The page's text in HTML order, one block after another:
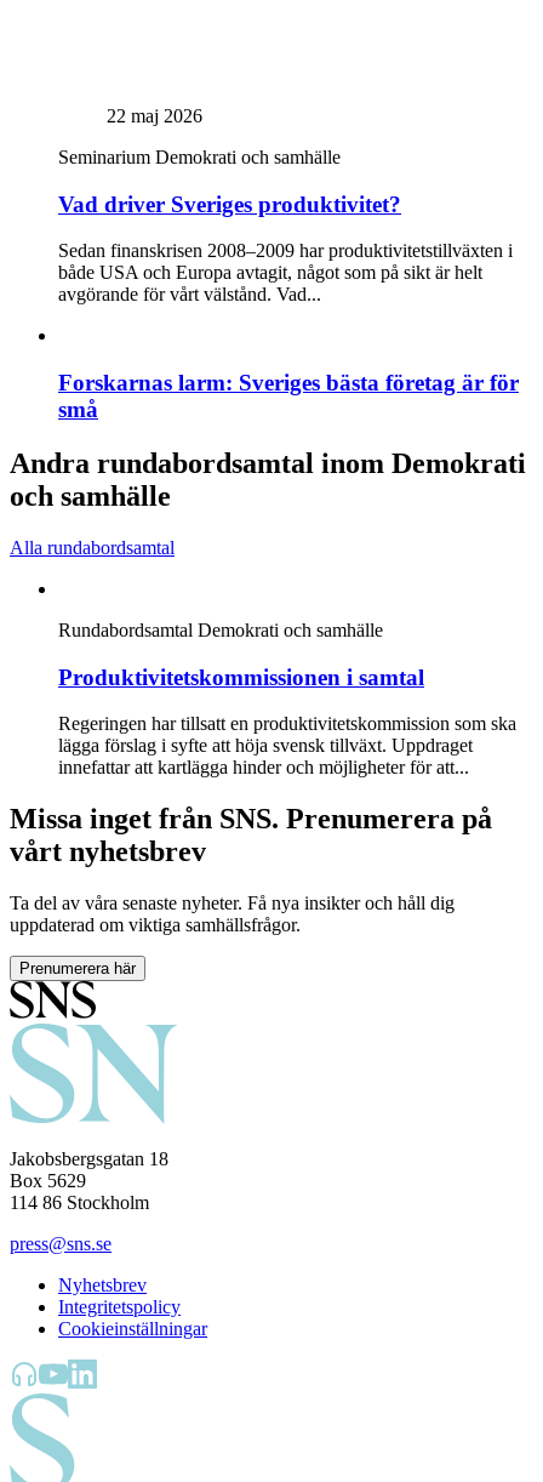
22 maj 2026
Seminarium Demokrati och samhälle
Vad driver Sveriges produktivitet?
Sedan finanskrisen 2008–2009 har produktivitetstillväxten i
både USA och Europa avtagit, något som på sikt är helt
avgörande för vårt välstånd. Vad...
Forskarnas larm: Sveriges bästa företag är för
små
Andra rundabordsamtal inom Demokrati
och samhälle
Alla rundabordsamtal
Rundabordsamtal Demokrati och samhälle
Produktivitetskommissionen i samtal
Regeringen har tillsatt en produktivitetskommission som ska
lägga förslag i syfte att höja svensk tillväxt. Uppdraget
innefattar att kartlägga hinder och möjligheter för att...
Missa inget från SNS. Prenumerera på
vårt nyhetsbrev
Ta del av våra senaste nyheter. Få nya insikter och håll dig
uppdaterad om viktiga samhällsfrågor.
Prenumerera här
Jakobsbergsgatan 18
Box 5629
114 86 Stockholm
press@sns.se
Nyhetsbrev
Integritetspolicy
Cookieinställningar